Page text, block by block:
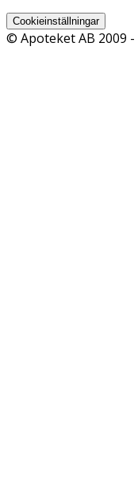
Cookieinställningar
© Apoteket AB 2009 -